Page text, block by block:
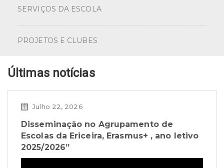
SERVIÇOS DA ESCOLA
PROJETOS E CLUBES
Últimas notícias
Julho 22, 2026
Disseminação no Agrupamento de
Escolas da Ericeira, Erasmus+ , ano letivo
2025/2026”